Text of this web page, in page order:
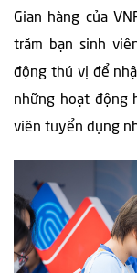
Gian hàng của
trăm bạn sinh
động thú vị để
những hoạt động
viên tuyển dụng